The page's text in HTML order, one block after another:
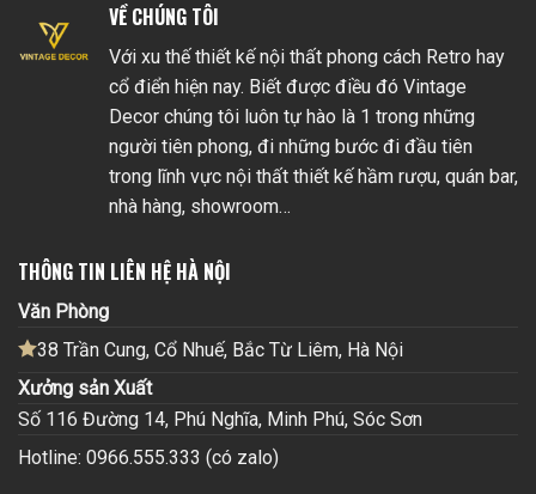
VỀ CHÚNG TÔI
Với xu thế thiết kế nội thất phong cách Retro hay
cổ điển hiện nay. Biết được điều đó Vintage
Decor chúng tôi luôn tự hào là 1 trong những
người tiên phong, đi những bước đi đầu tiên
trong lĩnh vực nội thất thiết kế hầm rượu, quán bar,
nhà hàng, showroom…
THÔNG TIN LIÊN HỆ HÀ NỘI
Văn Phòng
38 Trần Cung, Cổ Nhuế, Bắc Từ Liêm, Hà Nội
Xưởng sản Xuất
Số 116 Đường 14, Phú Nghĩa, Minh Phú, Sóc Sơn
Hotline: 0966.555.333 (có zalo)